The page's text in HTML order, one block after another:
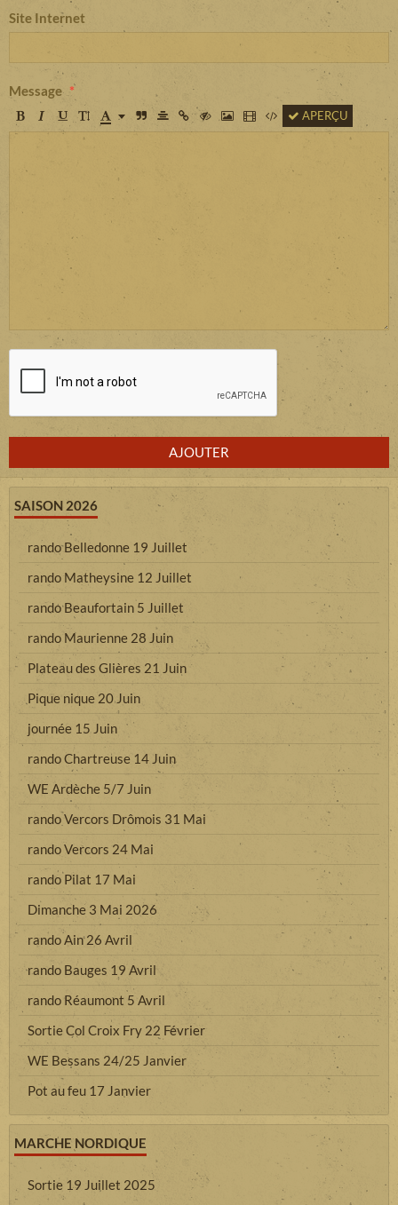
Site Internet
Message
APERÇU
AJOUTER
SAISON 2026
rando Belledonne 19 Juillet
rando Matheysine 12 Juillet
rando Beaufortain 5 Juillet
rando Maurienne 28 Juin
Plateau des Glières 21 Juin
Pique nique 20 Juin
journée 15 Juin
rando Chartreuse 14 Juin
WE Ardèche 5/7 Juin
rando Vercors Drômois 31 Mai
rando Vercors 24 Mai
rando Pilat 17 Mai
Dimanche 3 Mai 2026
rando Ain 26 Avril
rando Bauges 19 Avril
rando Réaumont 5 Avril
Sortie Col Croix Fry 22 Février
WE Bessans 24/25 Janvier
Pot au feu 17 Janvier
MARCHE NORDIQUE
Sortie 19 Juillet 2025